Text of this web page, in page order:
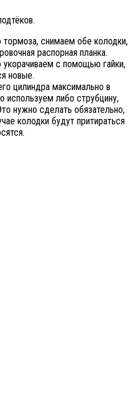
тормоза, снимаем обе колодки,
распорная планка.
укорачиваем с помощью гайки,
новые.
цилиндра максимально в
используем либо струбцину,
нужно сделать обязательно,
колодки будут притираться